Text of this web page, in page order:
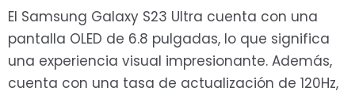
El Samsung Galaxy S23 Ultra cuenta con una
pantalla OLED de 6.8 pulgadas, lo que significa
una experiencia visual impresionante. Además,
cuenta con una tasa de actualización de 120Hz,